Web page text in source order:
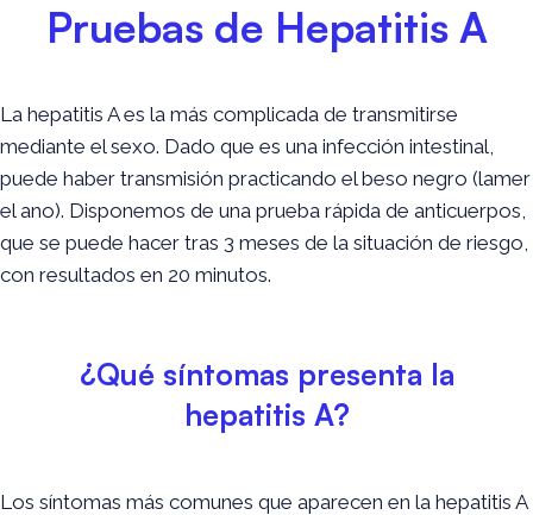
Pruebas de Hepatitis A
La hepatitis A es la más complicada de transmitirse
mediante el sexo. Dado que es una infección intestinal,
puede haber transmisión practicando el beso negro (lamer
el ano). Disponemos de una prueba rápida de anticuerpos,
que se puede hacer tras 3 meses de la situación de riesgo,
con resultados en 20 minutos.
¿Qué síntomas presenta la
hepatitis A?
Los síntomas más comunes que aparecen en la hepatitis A